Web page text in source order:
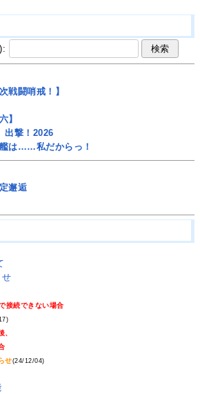
戦闘哨戒！】
】
出撃！2026
艦は……私だからっ！
邂逅
せ
接続できない場合
、
せ(24/12/04)